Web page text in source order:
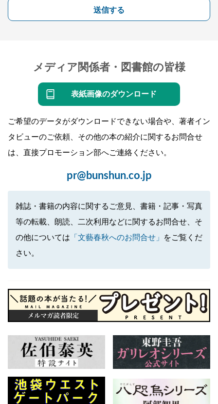
送信する
メディア関係者・図書館の皆様
表紙画像のダウンロード
ご希望のデータがダウンロードできない場合や、著者イン
タビューのご依頼、その他の本の紹介に関するお問合せ
は、直接プロモーション部へご連絡ください。
pr@bunshun.co.jp
雑誌・書籍の内容に関するご意見、書籍・記事・写真
等の転載、朗読、二次利用などに関するお問合せ、そ
の他については 「文藝春秋へのお問合せ」
をご覧くだ
さい。